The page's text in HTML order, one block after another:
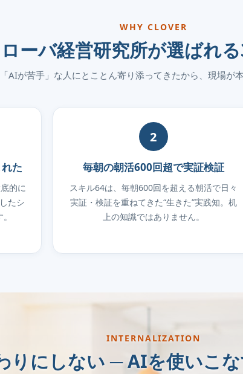
WHY CLOVER
ーバ経営研究所が選ばれ
「AIが苦手」な人にとことん寄り添ってきたから、現場が
た
的に
たシ
2
毎朝の朝活600回超で実証検証
スキル64は、毎朝600回を超える朝活で日々
実証・検証を重ねてきた“生きた”実践知。机
上の知識ではありません。
INTERNALIZATION
りにしない ─ AIを使いこ